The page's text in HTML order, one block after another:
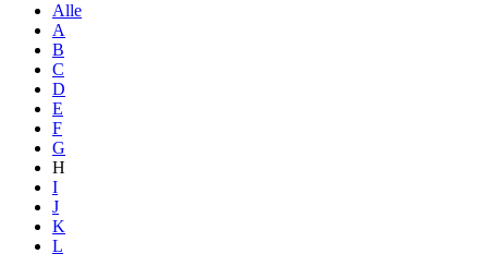
Alle
A
B
C
D
E
F
G
H
I
J
K
L